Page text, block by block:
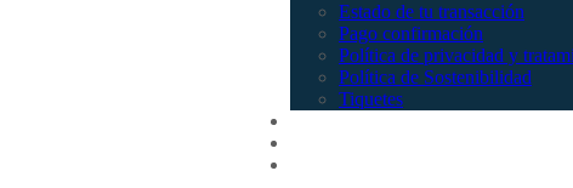
Estado de tu transacción
Pago confirmación
Política de privacidad y
Política de Sostenibilidad
Tiquetes